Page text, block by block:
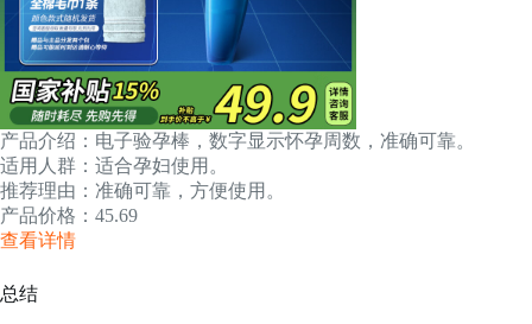
产品介绍：电子验孕棒，数字显示怀孕周数，准确可靠。
适用人群：适合孕妇使用。
推荐理由：准确可靠，方便使用。
产品价格：45.69
查看详情
总结